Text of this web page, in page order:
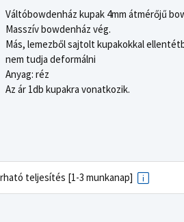
Váltóbowdenház kupak 4mm átmérőjű
Masszív bowdenház vég.
Más, lemezből sajtolt kupakokkal
nem tudja deformálni
Anyag: réz
Az ár 1db kupakra vonatkozik.
teljesítés [1-3 munkanap]